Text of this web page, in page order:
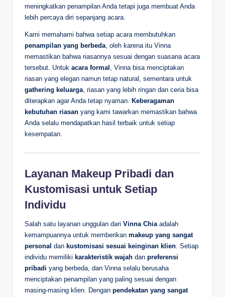
meningkatkan penampilan Anda tetapi juga membuat Anda
lebih percaya diri sepanjang acara.
Kami memahami bahwa setiap acara membutuhkan
penampilan yang berbeda, oleh karena itu Vinna
memastikan bahwa riasannya sesuai dengan suasana acara
tersebut. Untuk acara formal , Vinna bisa menciptakan
riasan yang elegan namun tetap natural, sementara untuk
gathering keluarga, riasan yang lebih ringan dan ceria bisa
diterapkan agar Anda tetap nyaman. Keberagaman
kebutuhan riasan yang kami tawarkan memastikan bahwa
Anda selalu mendapatkan hasil terbaik untuk setiap
kesempatan.
Layanan Makeup Pribadi dan
Kustomisasi untuk Setiap
Individu
Salah satu layanan unggulan dari Vinna Chiaadalah
kemampuannya untuk memberikan makeup yang sangat
personal dan kustomisasi sesuai keinginan klien. Setiap
individu memiliki karakteristik wajah dan preferensi
pribadi yang berbeda, dan Vinna selalu berusaha
menciptakan penampilan yang paling sesuai dengan
masing-masing klien. Dengan pendekatan yang sangat